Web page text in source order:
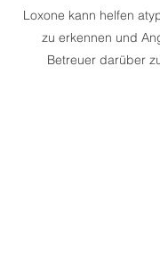
Loxone kann helfen
zu erkennen und
Betreuer darüber